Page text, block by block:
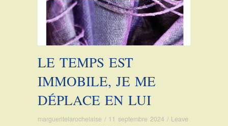
LE TEMPS EST
IMMOBILE, JE ME
DÉPLACE EN LUI
margueritelarochelaise / 11 septembre 2024 / Leave